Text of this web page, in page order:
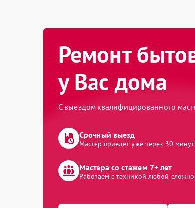
Ремонт
у Вас дома
С выездом квалифицированного
Срочный выезд
Мастер приедет уже через 30 минут
Мастера со стажем 7+ лет
Работаем с техникой любой